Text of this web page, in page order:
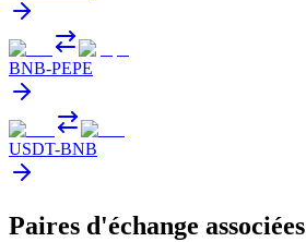
BNB-PEPE
USDT-BNB
Paires d'échange associées